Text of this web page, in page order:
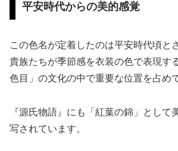
平安時代からの美的感覚
この色名が定着したのは平安時代頃と
貴族たちが季節感を衣装の色で表現す
色目」の文化の中で重要な位置を占め
『源氏物語』にも「紅葉の錦」として
写されています。